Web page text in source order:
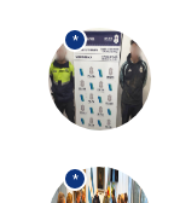
*
*